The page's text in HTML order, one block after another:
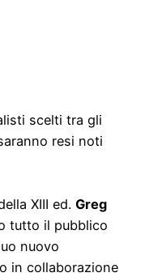
scelti tra gli
resi noti
XIII ed. Greg
tutto il pubblico
nuovo
in collaborazione